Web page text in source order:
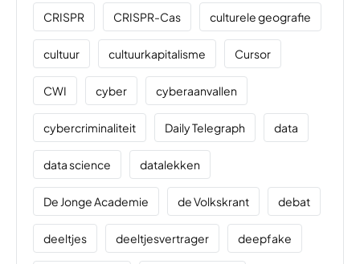
CRISPR CRISPR-Cas culturele geografie
cultuur cultuurkapitalisme Cursor
CWI cyber cyberaanvallen
cybercriminaliteit Daily Telegraph data
data science datalekken
De Jonge Academie de Volkskrant debat
deeltjes deeltjesvertrager deepfake